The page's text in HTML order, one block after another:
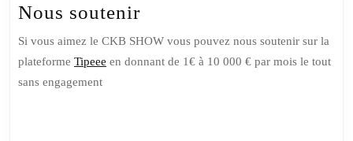
Nous soutenir
Si vous aimez le CKB SHOW vous pouvez nous soutenir sur la
plateforme Tipeee en donnant de 1€ à 10 000 € par mois le tout
sans engagement